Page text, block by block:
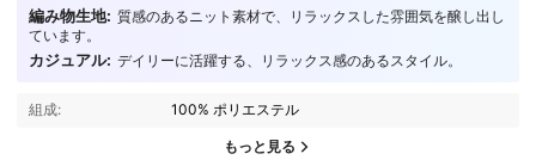
編み物生地: 質感のあるニット素材で、リラックスした雰囲気を醸し出し
ています。
カジュアル: デイリーに活躍する、リラックス感のあるスタイル。
組成: 100% ポリエステル
もっと見る
4.59 70 フォロワー